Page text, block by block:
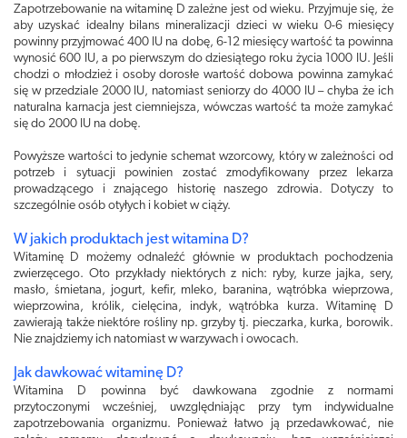
Zapotrzebowanie na witaminę D zależne jest od wieku. Przyjmuje się, że
aby uzyskać idealny bilans mineralizacji dzieci w wieku 0-6 miesięcy
powinny przyjmować 400 IU na dobę, 6-12 miesięcy wartość ta powinna
wynosić 600 IU, a po pierwszym do dziesiątego roku życia 1000 IU. Jeśli
chodzi o młodzież i osoby dorosłe wartość dobowa powinna zamykać
się w przedziale 2000 IU, natomiast seniorzy do 4000 IU – chyba że ich
naturalna karnacja jest ciemniejsza, wówczas wartość ta może zamykać
się do 2000 IU na dobę.
Powyższe wartości to jedynie schemat wzorcowy, który w zależności od
potrzeb i sytuacji powinien zostać zmodyfikowany przez lekarza
prowadzącego i znającego historię naszego zdrowia. Dotyczy to
szczególnie osób otyłych i kobiet w ciąży.
W jakich produktach jest witamina D?
Witaminę D możemy odnaleźć głównie w produktach pochodzenia
zwierzęcego. Oto przykłady niektórych z nich: ryby, kurze jajka, sery,
masło, śmietana, jogurt, kefir, mleko, baranina, wątróbka wieprzowa,
wieprzowina, królik, cielęcina, indyk, wątróbka kurza. Witaminę D
zawierają także niektóre rośliny np. grzyby tj. pieczarka, kurka, borowik.
Nie znajdziemy ich natomiast w warzywach i owocach.
Jak dawkować witaminę D?
Witamina D powinna być dawkowana zgodnie z normami
przytoczonymi wcześniej, uwzględniając przy tym indywidualne
zapotrzebowania organizmu. Ponieważ łatwo ją przedawkować, nie